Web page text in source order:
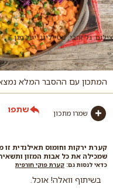
צילום: גל זהבי, סטיילינג: יעל מגן
המתכון עם ההסבר המלא
שמרו מתכון שתפו
קערת ירקות וחומוס תאילנדית
שמכילה את כל אבות המזון
כדאי לנסות גם: קערת פוקי חורפית
בשיתוף וואלה! אוכל.